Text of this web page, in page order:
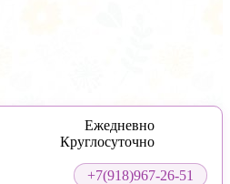
Ежедневно
Круглосуточно
+7(918)967-26-51